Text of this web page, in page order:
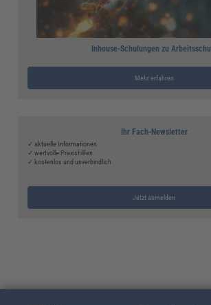
Inhouse-Schulungen zu
Mehr erfahren
Ihr Fach-Newsletter
✓ aktuelle Informationen
✓ wertvolle Praxishilfen
✓ kostenlos und unverbindlich
Jetzt anmelden